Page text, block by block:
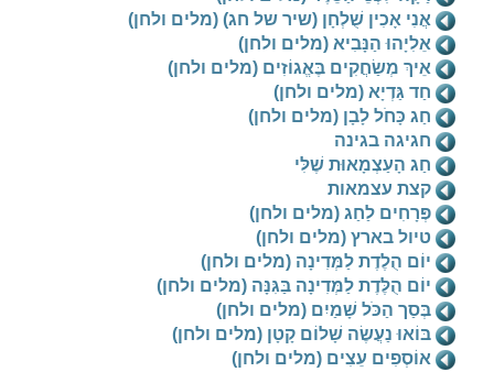
אֲנִי אָכִין שֻׁלְחָן (שיר של חג) (מלים ולחן)
אֵלִיָהוּ הַנָּבִיא (מלים ולחן)
אֵיךְ מְשַׂחֲקִים בֶּאֱגוֹזִים (מלים ולחן)
חַד גַּדְיָא (מלים ולחן)
חַג כָּחֹל לָבָן (מלים ולחן)
חגיגה בגינה
חַג הָעַצְמָאוּת שֶׁלִּי
קצת עצמאות
פְּרָחִים לַחַג (מלים ולחן)
טיול בארץ (מלים ולחן)
יוֹם הֻלֶדֶת לַמְּדִינָה (מלים ולחן)
יוֹם הֻלֶּדֶת לַמְּדִינָה בַּגִּנָּה (מלים ולחן)
בְּסַך הַכֹּל שָׁמַיִם (מלים ולחן)
בּוֹאוּ נַעֲשֶׂה שָׁלוֹם קָטָן (מלים ולחן)
אוֹסְפִים עֵצִים (מלים ולחן)